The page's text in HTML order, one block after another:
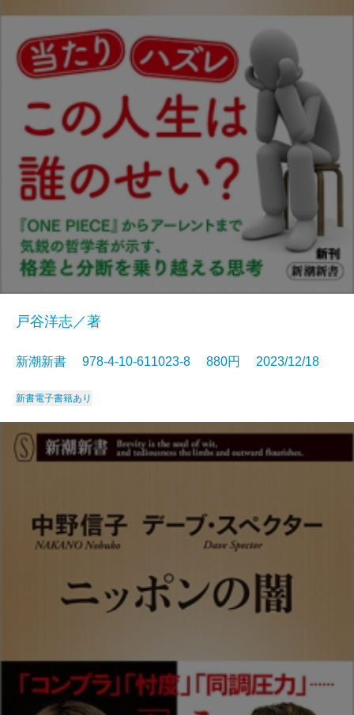
戸谷洋志／著
新潮新書 978-4-10-611023-8 880円 2023/12/18
新書電子書籍あり